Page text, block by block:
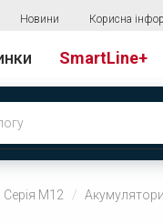
Новини Корисна
SmartLine+
Серія М12 Акумулятори